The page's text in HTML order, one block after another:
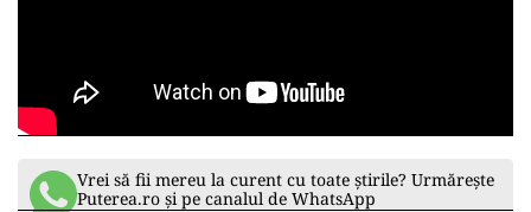
Vrei să fii mereu la curent cu toate știrile? Urmărește
Puterea.ro și pe canalul de WhatsApp